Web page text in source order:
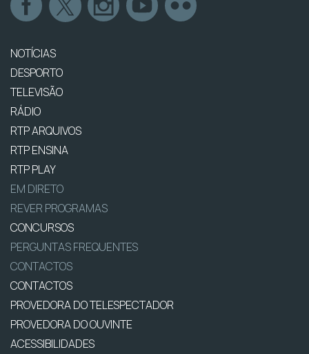
NOTÍCIAS
DESPORTO
TELEVISÃO
RÁDIO
RTP ARQUIVOS
RTP ENSINA
RTP PLAY
EM DIRETO
REVER PROGRAMAS
CONCURSOS
PERGUNTAS FREQUENTES
CONTACTOS
CONTACTOS
PROVEDORA DO TELESPECTADOR
PROVEDORA DO OUVINTE
ACESSIBILIDADES